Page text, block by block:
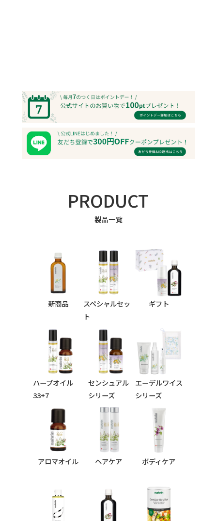
PRODUCT
製品一覧
新商品
スペシャルセッ
ト
ギフト
ハーブオイル
33+7
シリーズ
センシュアル
シリーズ
エーデルワイス
シリーズ
アロマオイル ヘアケア ボディケア